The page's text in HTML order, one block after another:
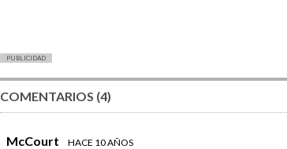
PUBLICIDAD
COMENTARIOS (4)
McCourt HACE 10 AÑOS